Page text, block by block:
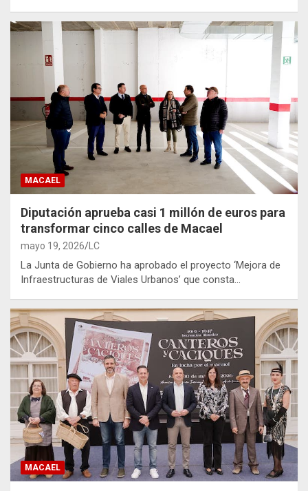
MACAEL
Diputación aprueba casi 1 millón de euros para
transformar cinco calles de Macael
mayo 19, 2026 LC
La Junta de Gobierno ha aprobado el proyecto ‘Mejora de
Infraestructuras de Viales Urbanos’ que consta…
MACAEL